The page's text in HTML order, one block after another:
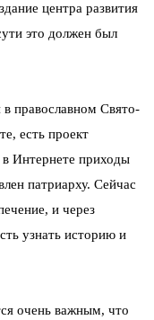
центра развития
это должен был
православном Свято-
есть проект
Интернете приходы
патриарху. Сейчас
и через
узнать историю и
очень важным, что